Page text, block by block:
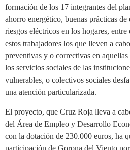
formación de los 17 integrantes del
ahorro energético, buenas prácticas
riesgos eléctricos en los hogares,
estos trabajadores los que lleven a
preventivas y o correctivas en
los servicios sociales de las
vulnerables, o colectivos sociales
una atención particularizada.
El proyecto, que Cruz Roja lleva a
del Área de Empleo y Desarrollo
con la dotación de 230.000 euros, ha
participación de Gorona del Viento